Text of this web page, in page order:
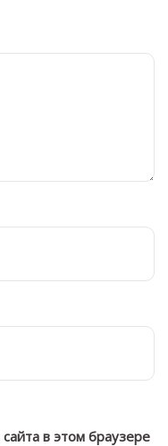
в этом браузере